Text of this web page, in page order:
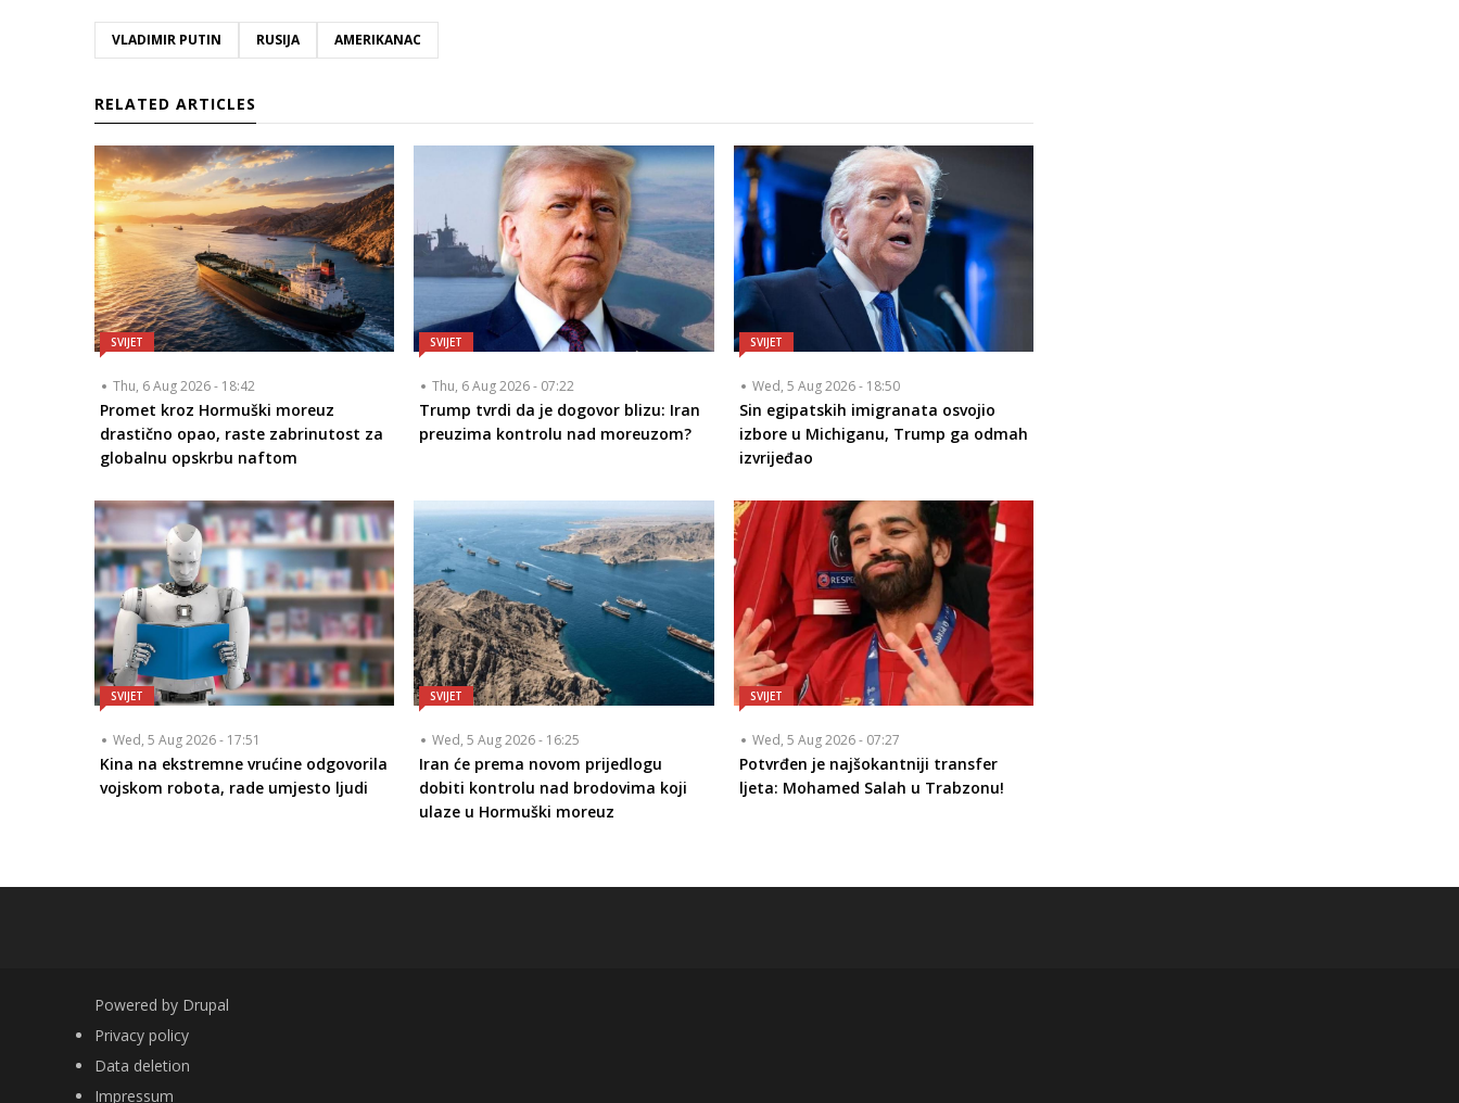
VLADIMIR PUTIN RUSIJA AMERIKANAC
RELATED ARTICLES
SVIJET
Thu, 6 Aug 2026 - 18:42
Promet kroz Hormuški moreuz
drastično opao, raste zabrinutost za
globalnu opskrbu naftom
SVIJET
Thu, 6 Aug 2026 - 07:22
Trump tvrdi da je dogovor blizu: Iran
preuzima kontrolu nad moreuzom?
SVIJET
Wed, 5 Aug 2026 - 18:50
Sin egipatskih imigranata osvojio
izbore u Michiganu, Trump ga odmah
izvrijeđao
SVIJET
Wed, 5 Aug 2026 - 17:51
Kina na ekstremne vrućine odgovorila
vojskom robota, rade umjesto ljudi
SVIJET
Wed, 5 Aug 2026 - 16:25
Iran će prema novom prijedlogu
dobiti kontrolu nad brodovima koji
ulaze u Hormuški moreuz
SVIJET
Wed, 5 Aug 2026 - 07:27
Potvrđen je najšokantniji transfer
ljeta: Mohamed Salah u Trabzonu!
Powered by Drupal
FOOTER
Privacy policy
Data deletion
Impressum